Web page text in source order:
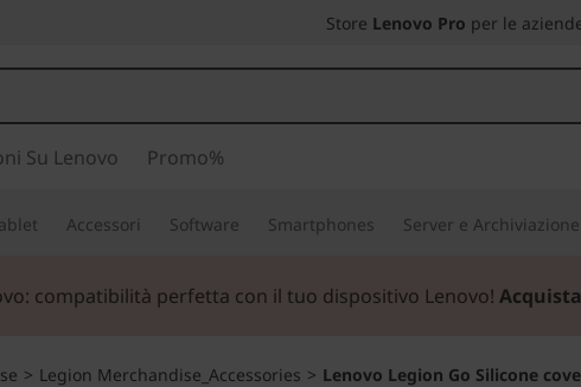
Store Lenovo Pro per le
Su Lenovo Promo%
Accessori Software Smartphones Server e Archiviazione
compatibilità perfetta con il tuo dispositivo Lenovo!
> Legion Merchandise_Accessories > Lenovo Legion Go Silicone